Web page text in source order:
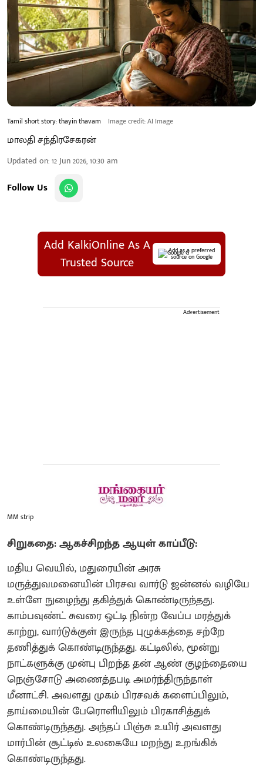
Tamil short story: thayin thavam Image credit: AI Image
மாலதி சந்திரசேகரன்
Updated on:12 Jun 2026, 10:30 am
Follow Us
Add KalkiOnline As A
Trusted Source
Add as a preferred
source on Google
Advertisement
MM strip
சிறுகதை: ஆகச்சிறந்த ஆயுள் காப்பீடு:
மதிய வெயில், ​மதுரையின் அரசு
மருத்துவமனையின் பிரசவ வார்டு ஜன்னல் வழியே
உள்ளே நுழைந்து தகித்துக் கொண்டிருந்தது.
காம்பவுண்ட் சுவரை ஒட்டி நின்ற வேப்ப மரத்துக்
காற்று, வார்டுக்குள் இருந்த புழுக்கத்தை சற்றே
தணித்துக் கொண்டிருந்தது. கட்டிலில், மூன்று
நாட்களுக்கு முன்பு பிறந்த தன் ஆண் குழந்தையை
நெஞ்சோடு அணைத்தபடி அமர்ந்திருந்தாள்
மீனாட்சி. அவளது முகம் பிரசவக் களைப்பிலும்,
தாய்மையின் பேரொளியிலும் பிரகாசித்துக்
கொண்டிருந்தது. அந்தப் பிஞ்சு உயிர் அவளது
மார்பின் சூட்டில் உலகையே மறந்து உறங்கிக்
கொண்டிருந்தது.